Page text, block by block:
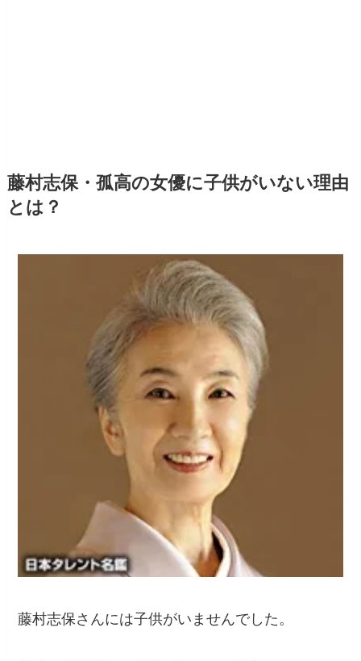
藤村志保・孤高の女優に子供がいない理由
とは？
藤村志保さんには子供がいませんでした。